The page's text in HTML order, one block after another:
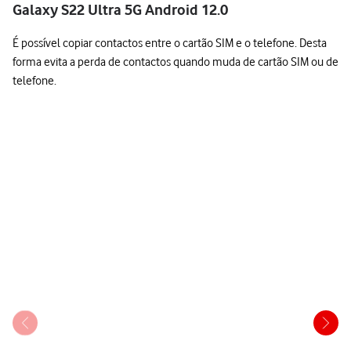
Galaxy S22 Ultra 5G Android 12.0
É possível copiar contactos entre o cartão SIM e o telefone. Desta
forma evita a perda de contactos quando muda de cartão SIM ou de
telefone.